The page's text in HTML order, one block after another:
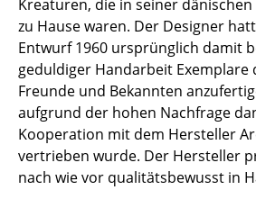
Stehtische & Stehpulte
Kindertische
Gartentische
Servierwagen
Einzelteile
... alle Tische
Kreaturen, die in seiner
zu Hause waren. Der Designer
Entwurf 1960 ursprünglich damit
geduldiger Handarbeit Exemplare
Freunde und Bekannten
aufgrund der hohen Nachfrage
Kooperation mit dem Hersteller
vertrieben wurde. Der Hersteller
nach wie vor qualitätsbewusst in